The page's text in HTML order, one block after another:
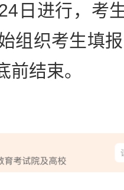
日进行，考
组织考生填
前结束。